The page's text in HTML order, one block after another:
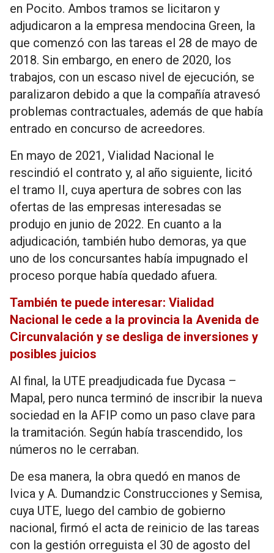
en Pocito. Ambos tramos se licitaron y
adjudicaron a la empresa mendocina Green, la
que comenzó con las tareas el 28 de mayo de
2018. Sin embargo, en enero de 2020, los
trabajos, con un escaso nivel de ejecución, se
paralizaron debido a que la compañía atravesó
problemas contractuales, además de que había
entrado en concurso de acreedores.
En mayo de 2021, Vialidad Nacional le
rescindió el contrato y, al año siguiente, licitó
el tramo II, cuya apertura de sobres con las
ofertas de las empresas interesadas se
produjo en junio de 2022. En cuanto a la
adjudicación, también hubo demoras, ya que
uno de los concursantes había impugnado el
proceso porque había quedado afuera.
También te puede interesar: Vialidad
Nacional le cede a la provincia la Avenida de
Circunvalación y se desliga de inversiones y
posibles juicios
Al final, la UTE preadjudicada fue Dycasa –
Mapal, pero nunca terminó de inscribir la nueva
sociedad en la AFIP como un paso clave para
la tramitación. Según había trascendido, los
números no le cerraban.
De esa manera, la obra quedó en manos de
Ivica y A. Dumandzic Construcciones y Semisa,
cuya UTE, luego del cambio de gobierno
nacional, firmó el acta de reinicio de las tareas
con la gestión orreguista el 30 de agosto del